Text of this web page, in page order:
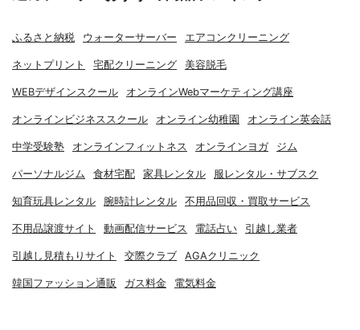
ふるさと納税 ウォーターサーバー エアコンクリーニング
ネットプリント 宅配クリーニング 美容脱毛
WEBデザインスクール オンラインWebマーケティング講座
オンラインビジネススクール オンライン幼稚園 オンライン英会話
中学受験塾 オンラインフィットネス オンラインヨガ ジム
パーソナルジム 食材宅配 家具レンタル 服レンタル・サブスク
知育玩具レンタル 腕時計レンタル 不用品回収・買取サービス
不用品譲渡サイト 動画配信サービス 電話占い 引越し業者
引越し見積もりサイト 交際クラブ AGAクリニック
韓国ファッション通販 ガス料金 電気料金